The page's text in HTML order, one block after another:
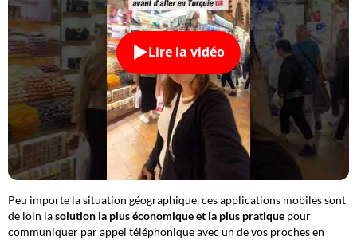
Lire la vidéo
Peu importe la situation géographique, ces applications mobiles sont
de loin lasolution la plus économique et la plus pratique pour
communiquer par appel téléphonique avec un de vos proches en